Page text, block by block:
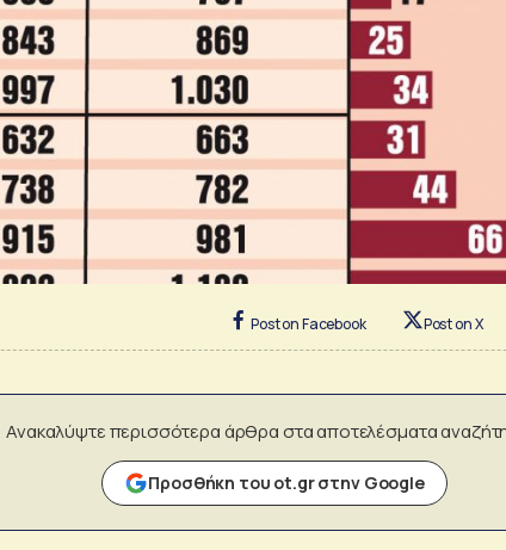
Post on Facebook Post on X
Ανακαλύψτε περισσότερα άρθρα στα αποτελέσματα
Προσθήκη του ot.gr στην Google